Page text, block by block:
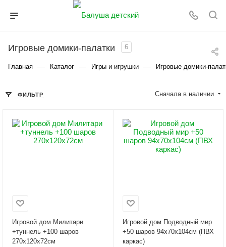
Игровые домики-палатки 6
Главная — Каталог — Игры и игрушки — Игровые домики-
ФИЛЬТР Сначала в наличии
Игровой дом Милитари
+туннель +100 шаров
270х120х72см
Игровой дом Подводный мир
+50 шаров 94х70х104см (ПВХ
каркас)